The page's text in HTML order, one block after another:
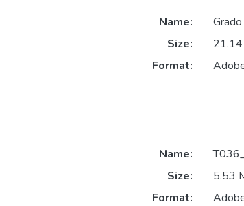
Name:
Size:
Format:
Name:
Size:
5.53
Format: